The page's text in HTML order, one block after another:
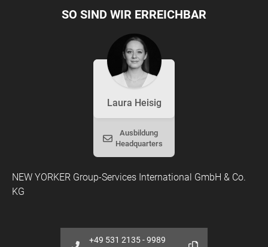
SO SIND WIR ERREICHBAR
Laura Heisig
Ausbildung
Headquarters
NEW YORKER Group-Services International GmbH & Co.
KG
+49 531 2135 - 9989